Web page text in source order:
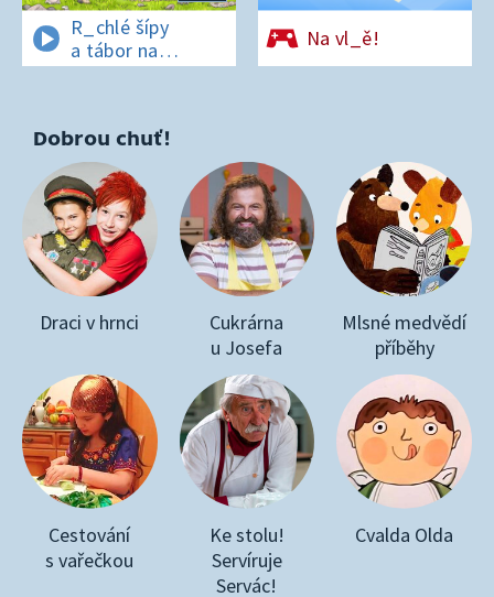
R_chlé šípy
a tábor na
os_rově
Na vl_ě!
Dobrou chuť!
Draci v hrnci
Cukrárna
u Josefa
Mlsné medvědí
příběhy
Cestování
s vařečkou
Ke stolu!
Servíruje
Servác!
Cvalda Olda